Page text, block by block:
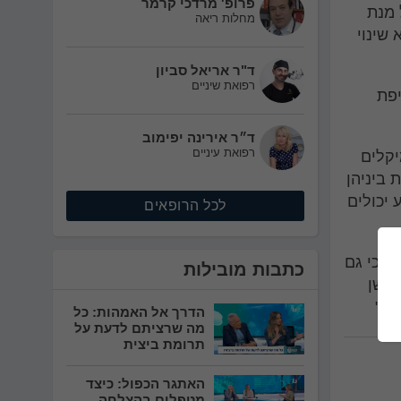
מנת
ביניהן
יכולים
כי גם
פרופ' מרדכי קרמר
מחלות ריאה
ד"ר אריאל סביון
רפואת שיניים
ד״ר אירינה יפימוב
רפואת עיניים
לכל הרופאים
כתבות מובילות
הדרך אל האמהות: כל
מה שרציתם לדעת על
תרומת ביצית
האתגר הכפול: כיצד